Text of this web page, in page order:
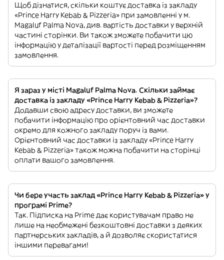
Щоб дізнатися, скільки коштує доставка із закладу
«Prince Harry Kebab & Pizzeria» при замовленні у м.
Magaluf Palma Nova, див. вартість доставки у верхній
частині сторінки. Ви також зможете побачити цю
інформацію у деталізації вартості перед розміщенням
замовлення.
Я зараз у місті Magaluf Palma Nova. Скільки займає
доставка із закладу «Prince Harry Kebab & Pizzeria»?
Додавши свою адресу доставки, ви зможете
побачити інформацію про орієнтовний час доставки
окремо для кожного закладу поруч із вами.
Орієнтовний час доставки із закладу «Prince Harry
Kebab & Pizzeria» також можна побачити на сторінці
оплати вашого замовлення.
Чи бере участь заклад «Prince Harry Kebab & Pizzeria» у
програмі Prime?
Так. Підписка на Prime дає користувачам право не
лише на необмежені безкоштовні доставки з деяких
партнерських закладів, а й дозволяє скористатися
іншими перевагами!